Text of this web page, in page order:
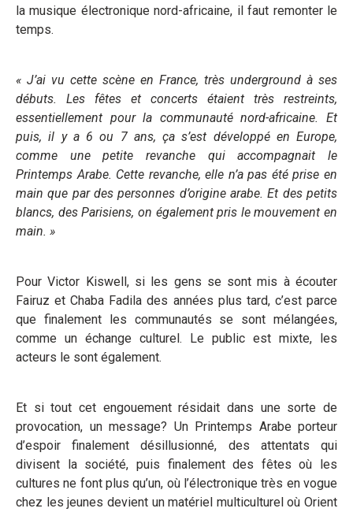
la musique électronique nord-africaine, il faut remonter le
temps.
« J’ai vu cette scène en France, très underground à ses
débuts. Les fêtes et concerts étaient très restreints,
essentiellement pour la communauté nord-africaine. Et
puis, il y a 6 ou 7 ans, ça s’est développé en Europe,
comme une petite revanche qui accompagnait le
Printemps Arabe. Cette revanche, elle n’a pas été prise en
main que par des personnes d’origine arabe. Et des petits
blancs, des Parisiens, on également pris le mouvement en
main. »
Pour Victor Kiswell, si les gens se sont mis à écouter
Fairuz et Chaba Fadila des années plus tard, c’est parce
que finalement les communautés se sont mélangées,
comme un échange culturel. Le public est mixte, les
acteurs le sont également.
Et si tout cet engouement résidait dans une sorte de
provocation, un message? Un Printemps Arabe porteur
d’espoir finalement désillusionné, des attentats qui
divisent la société, puis finalement des fêtes où les
cultures ne font plus qu’un, où l’électronique très en vogue
chez les jeunes devient un matériel multiculturel où Orient